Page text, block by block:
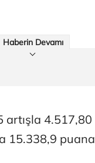
Haberin Devamı
artışla
15.338,9